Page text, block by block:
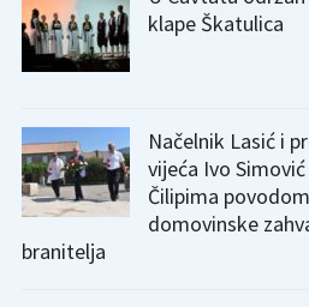
klape Škatulica
Načelnik Lasić i
vijeća Ivo
Čilipima
domovinske
branitelja